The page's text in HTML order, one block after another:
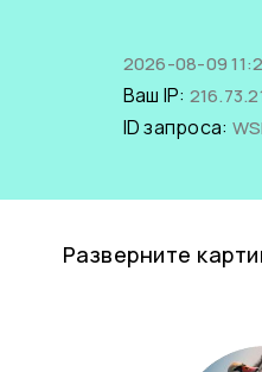
2026-08-09
Ваш IP:
ID запроса:
Разверните